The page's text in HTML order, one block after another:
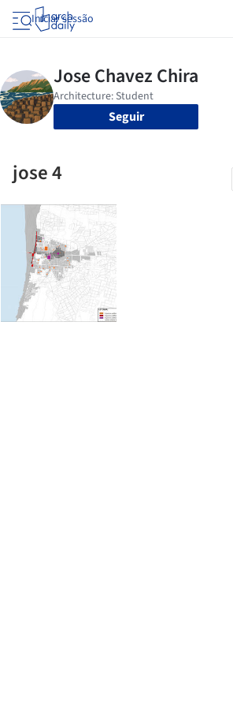
Iniciar sessão
Seguir
jose 4